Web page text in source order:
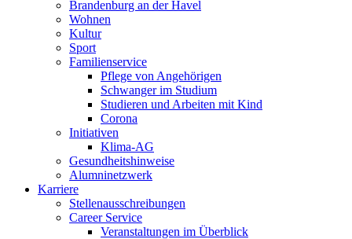
Brandenburg an der Havel
Wohnen
Kultur
Sport
Familienservice
Pflege von Angehörigen
Schwanger im Studium
Studieren und Arbeiten mit Kind
Corona
Initiativen
Klima-AG
Gesundheitshinweise
Alumninetzwerk
Karriere
Stellenausschreibungen
Career Service
Veranstaltungen im Überblick